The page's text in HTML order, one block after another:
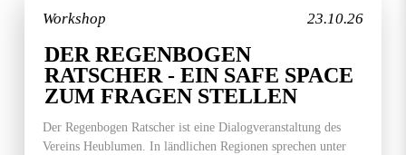
23.10.26
Workshop
DER REGENBOGEN
RATSCHER - EIN SAFE SPACE
ZUM FRAGEN STELLEN
Der Regenbogen Ratscher ist eine Dialogveranstaltung des
Vereins Heublumen. In ländlichen Regionen sprechen unter